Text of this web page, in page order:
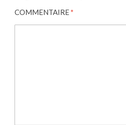
COMMENTAIRE*